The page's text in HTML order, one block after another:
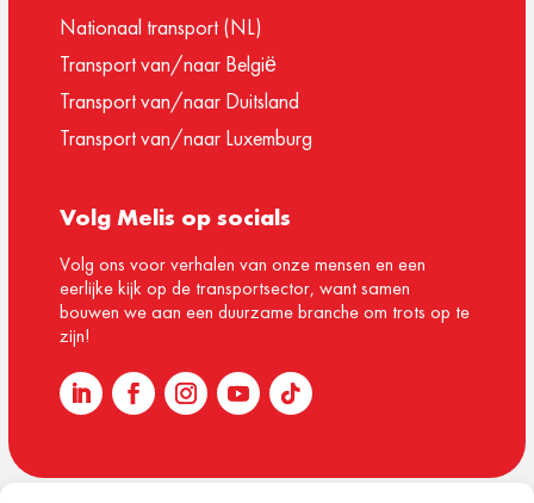
Nationaal transport (NL)
Transport van/naar België
Transport van/naar Duitsland
Transport van/naar Luxemburg
Volg Melis op socials
Volg ons voor verhalen van onze mensen en een
eerlijke kijk op de transportsector, want samen
bouwen we aan een duurzame branche om trots op te
zijn!